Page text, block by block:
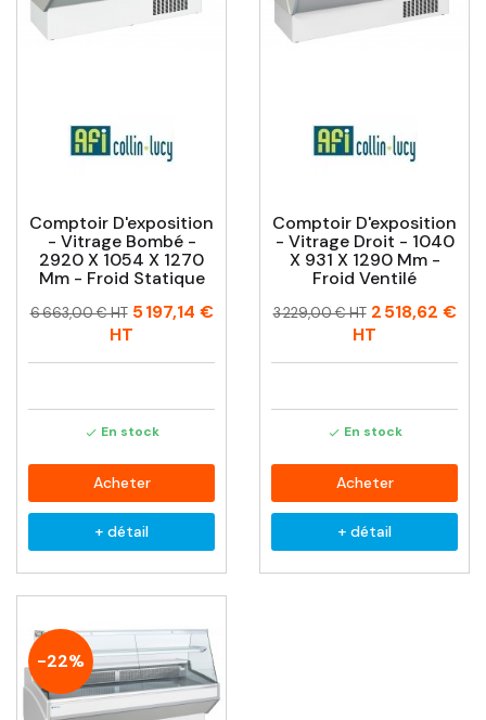
Comptoir D'exposition
- Vitrage Bombé -
2920 X 1054 X 1270
Mm - Froid Statique
Prix
Prix
6 663,00 € HT 5 197,14 €
HT
 En stock
Acheter
+ détail
Comptoir D'exposition
- Vitrage Droit - 1040
X 931 X 1290 Mm -
Froid Ventilé
Prix
Prix
3 229,00 € HT 2 518,62 €
HT
 En stock
Acheter
+ détail
-22%